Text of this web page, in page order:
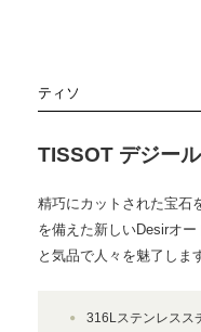
ティソ
TISSOT デジー
精巧にカットされた宝石
を備えた新しいDesirオ
と気品で人々を魅了しま
316Lステンレスス